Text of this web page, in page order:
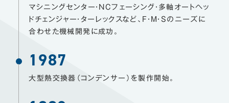
マシニングセンター・NCフェーシング・多軸オートヘッ
ドチェンジャー・ターレックスなど、 F・M・Sのニーズに
合わせた機械開発に成功。
1987
大型熱交換器（コンデンサー）を製作開始。